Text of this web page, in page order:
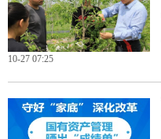
10-27 07:25